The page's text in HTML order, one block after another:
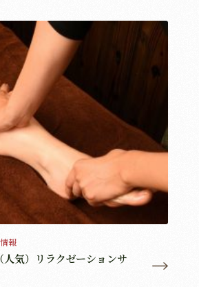
報
人気）リラクゼーションサ